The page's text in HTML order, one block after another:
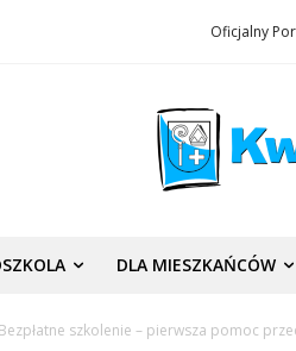
Oficjalny
DLA MIESZKAŃCÓW
Bezpłatne szkolenie – pierwsza pomoc